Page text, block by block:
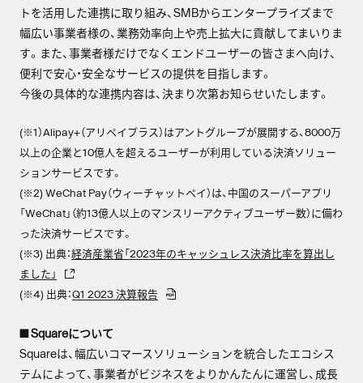
トを活用した連携に取り組み、SMBからエンタープライズまで
幅広い事業者様の、業務効率向上や売上拡大に貢献してまいりま
す。また、事業者様だけでなくエンドユーザーの皆さまへ向け、
便利で安心・安全なサービスの提供を目指します。
今後の具体的な​連携内容は、​決まり次第お知らせいたします。
(※1）Alipay+（アリペイプラス）はアントグループが展開する、8000万
以上の企業と10億人を超えるユーザーが利用している決済ソリュー
ションサービスです。
(※2) WeChat Pay（ウィーチャットペイ）は、中国のスーパーアプリ
「WeChat」（約13億人以上のマンスリーアクティブユーザー数）に備わ
った決済サービスです。
(※3) 出典：経済産業省「2023年のキャッシュレス決済比率を算出し
ました」
(※4) 出典：Q1 2023 決算報告
■ Squareについて
Squareは、幅広いコマースソリューションを統合したエコシス
テムによって、事業者がビジネスをよりかんたんに運営し、成長